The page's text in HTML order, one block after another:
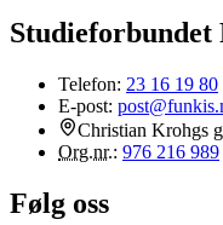
Studieforbundet
Telefon: 23 16 19 80
E-post:
Christian Krohgs
Org.nr.: 976 216 989
Følg oss